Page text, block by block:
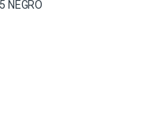
NEGRO